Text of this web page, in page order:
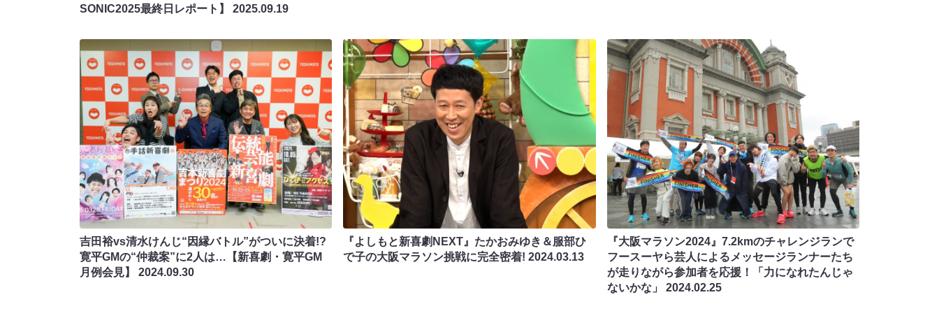
SONIC2025最終日レポート】 2025.09.19
吉田裕vs清水けんじ“因縁バトル”がついに決着!?
寛平GMの“仲裁案”に2人は…【新喜劇・寛平GM
月例会見】 2024.09.30
『よしもと新喜劇NEXT』たかおみゆき＆服部ひ
で子の大阪マラソン挑戦に完全密着!2024.03.13
『大阪マラソン2024』7.2kmのチャレンジランで
フースーヤら芸人によるメッセージランナーたち
が走りながら参加者を応援！「力になれたんじゃ
ないかな」 2024.02.25